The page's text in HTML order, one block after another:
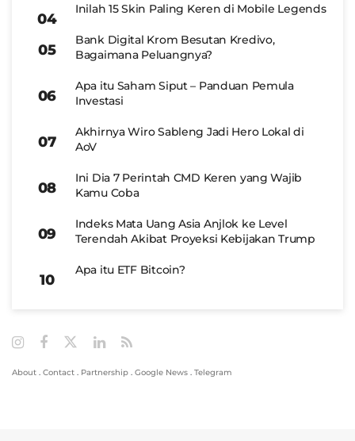
Inilah 15 Skin Paling Keren di Mobile Legends
Bank Digital Krom Besutan Kredivo,
Bagaimana Peluangnya?
Apa itu Saham Siput – Panduan Pemula
Investasi
Akhirnya Wiro Sableng Jadi Hero Lokal di
AoV
Ini Dia 7 Perintah CMD Keren yang Wajib
Kamu Coba
Indeks Mata Uang Asia Anjlok ke Level
Terendah Akibat Proyeksi Kebijakan Trump
Apa itu ETF Bitcoin?
About . Contact . Partnership . Google News . Telegram